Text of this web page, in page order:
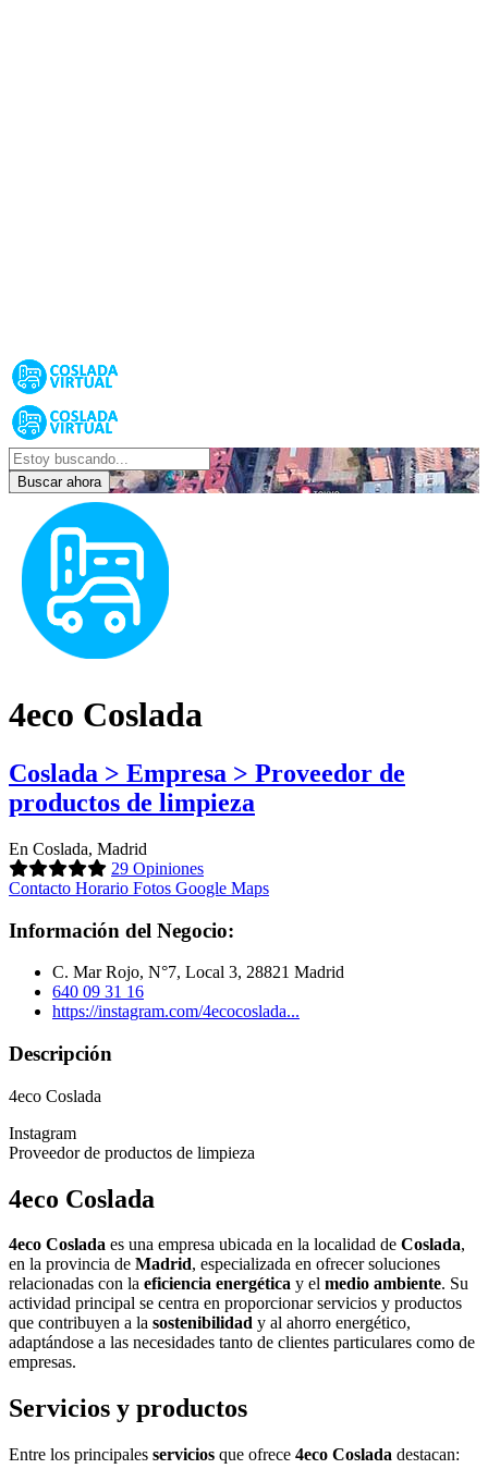
Buscar ahora
4eco Coslada
Coslada > Empresa > Proveedor de
productos de limpieza
En Coslada, Madrid
29 Opiniones
Contacto Horario Fotos Google Maps
Información del Negocio:
C. Mar Rojo, N°7, Local 3, 28821 Madrid
640 09 31 16
https://instagram.com/4ecocoslada...
Descripción
4eco Coslada
Instagram
Proveedor de productos de limpieza
4eco Coslada
4eco Coslada es una empresa ubicada en la localidad de Coslada,
en la provincia de Madrid, especializada en ofrecer soluciones
relacionadas con la eficiencia energética y el medio ambiente. Su
actividad principal se centra en proporcionar servicios y productos
que contribuyen a la sostenibilidad y al ahorro energético,
adaptándose a las necesidades tanto de clientes particulares como de
empresas.
Servicios y productos
Entre los principales servicios que ofrece 4eco Coslada destacan: